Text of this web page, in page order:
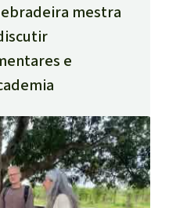
mestra
e